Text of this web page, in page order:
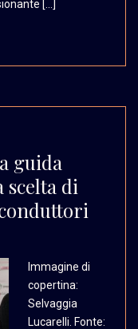
[…]
guida
scelta di
Immagine di
copertina:
Selvaggia
Lucarelli. Fonte: